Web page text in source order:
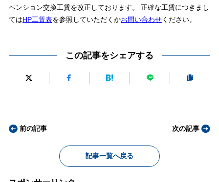
ペンション交換工賃を改正しております。 正確な工賃につきまし
てはHP工賃表を参照していただくかお問い合わせください。
この記事をシェアする
前の記事
記事一覧へ戻る
次の記事